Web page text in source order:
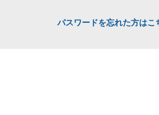
パスワードを忘れた方はこ